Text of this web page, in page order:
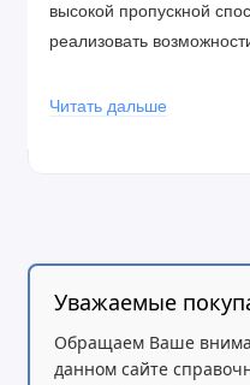
высокой пропускной
реализовать
52HPacnотRBGrooveG-
комбинированнуюomni-
– 24V 0.8A адаптер
– монтажный набор;
– антенна;
Читать дальше
Уважаемые
Обращаем Ваше
данном сайте